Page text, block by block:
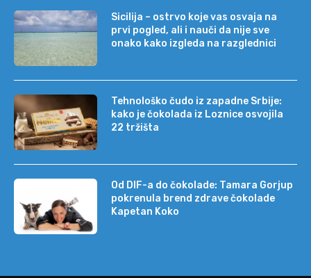
Sicilija – ostrvo koje vas osvaja na
prvi pogled, ali i nauči da nije sve
onako kako izgleda na razglednici
Tehnološko čudo iz zapadne Srbije:
kako je čokolada iz Loznice osvojila
22 tržišta
Od DIF-a do čokolade: Tamara Gorjup
pokrenula brend zdrave čokolade
Kapetan Koko